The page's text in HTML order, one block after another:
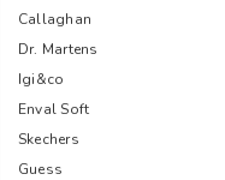
Callaghan
Dr. Martens
Igi&co
Enval Soft
Skechers
Guess